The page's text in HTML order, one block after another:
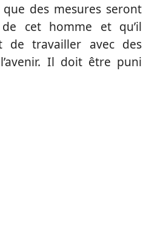
des mesures seront
de cet homme et qu’il
de travailler avec des
Il doit être puni